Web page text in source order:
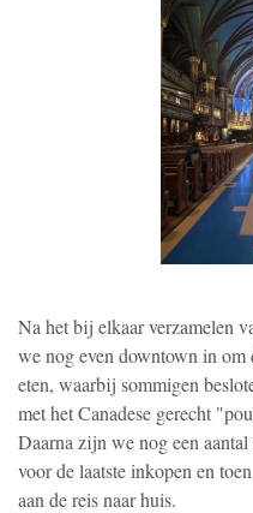
Na het bij elkaar verzamelen
we nog even downtown in om
eten, waarbij sommigen
met het Canadese gerecht
Daarna zijn we nog een
voor de laatste inkopen en
aan de reis naar huis.